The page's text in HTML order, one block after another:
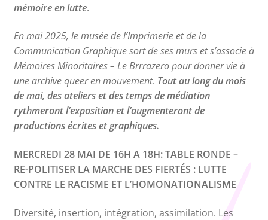
mémoire en lutte.
En mai 2025, le musée de l’Imprimerie et de la
Communication Graphique sort de ses murs et s’associe à
Mémoires Minoritaires – Le Brrrazero pour donner vie à
une archive queer en mouvement. Tout au long du mois
de mai, des ateliers et des temps de médiation
rythmeront l’exposition et l’augmenteront de
productions écrites et graphiques.
MERCREDI 28 MAI DE 16H A 18H: TABLE RONDE –
RE-POLITISER LA MARCHE DES FIERTÉS : LUTTE
CONTRE LE RACISME ET L’HOMONATIONALISME
Diversité, insertion, intégration, assimilation. Les